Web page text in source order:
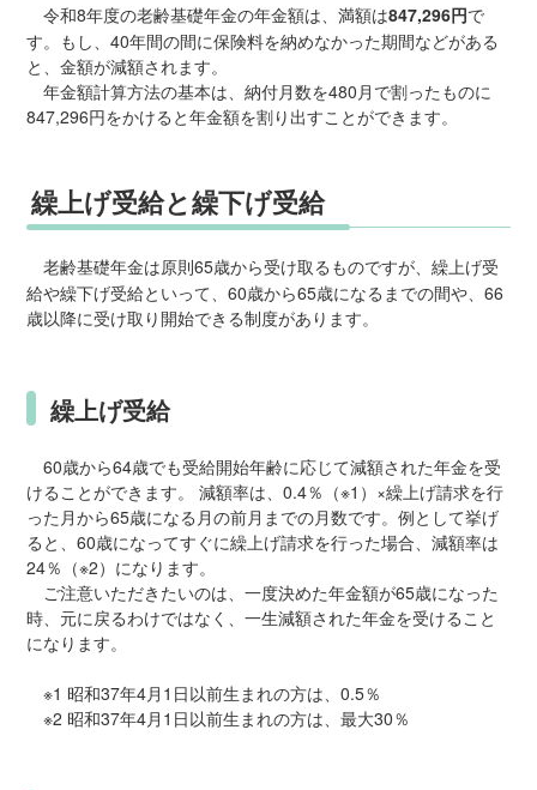
令和8年度の老齢基礎年金の年金額は、満額は847,296円で
す。もし、40年間の間に保険料を納めなかった期間などがある
と、金額が減額されます。
年金額計算方法の基本は、納付月数を480月で割ったものに
847,296円をかけると年金額を割り出すことができます。
繰上げ受給と繰下げ受給
老齢基礎年金は原則65歳から受け取るものですが、繰上げ受
給や繰下げ受給といって、60歳から65歳になるまでの間や、66
歳以降に受け取り開始できる制度があります。
繰上げ受給
60歳から64歳でも受給開始年齢に応じて減額された年金を受
けることができます。 減額率は、0.4％（※1）×繰上げ請求を行
った月から65歳になる月の前月までの月数です。例として挙げ
ると、60歳になってすぐに繰上げ請求を行った場合、減額率は
24％（※2）になります。
ご注意いただきたいのは、一度決めた年金額が65歳になった
時、元に戻るわけではなく、一生減額された年金を受けること
になります。
※1 昭和37年4月1日以前生まれの方は、0.5％
※2 昭和37年4月1日以前生まれの方は、最大30％